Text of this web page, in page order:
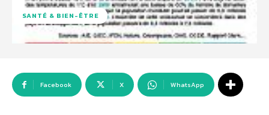
SANTÉ & BIEN-ÊTRE
Facebook X WhatsApp